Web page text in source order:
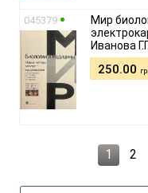
045379
Мир
Иванова
250.00
1 2